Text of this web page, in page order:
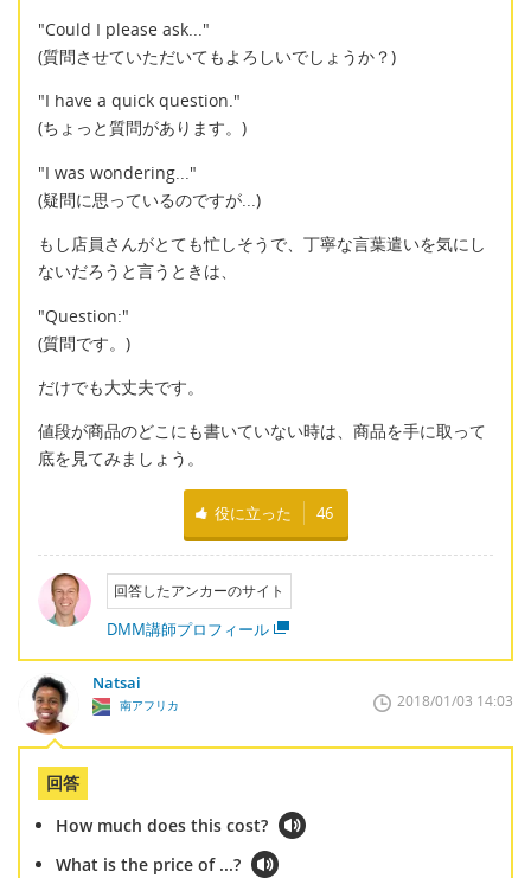
"Could I please ask..."
(質問させていただいてもよろしいでしょうか？)
"I have a quick question."
(ちょっと質問があります。)
"I was wondering..."
(疑問に思っているのですが...)
もし店員さんがとても忙しそうで、丁寧な言葉遣いを気にし
ないだろうと言うときは、
"Question:"
(質問です。)
だけでも大丈夫です。
値段が商品のどこにも書いていない時は、商品を手に取って
底を見てみましょう。
役に立った 46
回答したアンカーのサイト
DMM講師プロフィール
Natsai
南アフリカ 2018/01/03 14:03
回答
How much does this cost?
What is the price of ...?